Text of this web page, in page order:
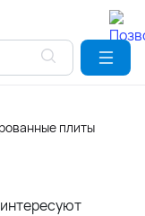
плиты